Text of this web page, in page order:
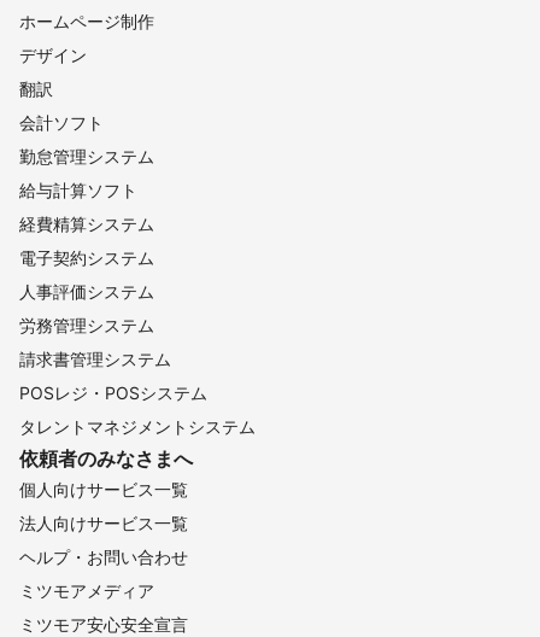
ホームページ制作
デザイン
翻訳
会計ソフト
勤怠管理システム
給与計算ソフト
経費精算システム
電子契約システム
人事評価システム
労務管理システム
請求書管理システム
POSレジ・POSシステム
タレントマネジメントシステム
依頼者のみなさまへ
個人向けサービス一覧
法人向けサービス一覧
ヘルプ・お問い合わせ
ミツモアメディア
ミツモア安心安全宣言